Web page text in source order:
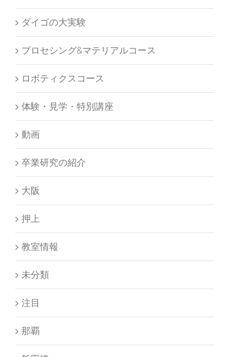
ダイゴの大実験
プロセシング&マテリアルコース
ロボティクスコース
体験・見学・特別講座
動画
卒業研究の紹介
大阪
押上
教室情報
未分類
注目
那覇